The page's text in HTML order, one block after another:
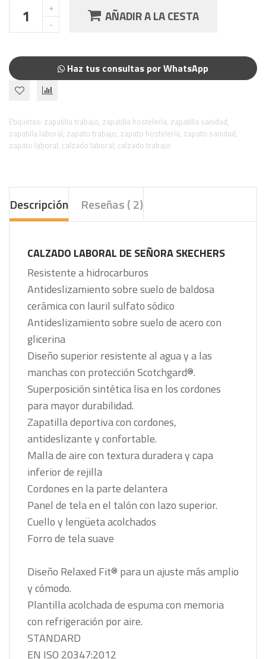
AÑADIR A LA CESTA
Haz tus consultas por WhatsApp
Etiquetas: zapatilla trabajo, zapatilla hostelería, zapatilla sanidad,
zapatilla laboral, zapato trabajo, zapato hostelería, zapato sanidad,
zapato laboral, calzado laboral, calzado trabajo
Descripción Reseñas ( 2)
CALZADO LABORAL DE SEÑORA SKECHERS
Resistente a hidrocarburos
Antideslizamiento sobre suelo de baldosa
cerámica con lauril sulfato sódico
Antideslizamiento sobre suelo de acero con
glicerina
Diseño superior resistente al agua y a las
manchas con protección Scotchgard®.
Superposición sintética lisa en los cordones
para mayor durabilidad.
Zapatilla deportiva con cordones,
antideslizante y confortable.
Malla de aire con textura duradera y capa
inferior de rejilla
Cordones en la parte delantera
Panel de tela en el talón con lazo superior.
Cuello y lengüeta acolchados
Forro de tela suave
Diseño Relaxed Fit® para un ajuste más amplio
y cómodo.
Plantilla acolchada de espuma con memoria
con refrigeración por aire.
STANDARD
EN ISO 20347:2012